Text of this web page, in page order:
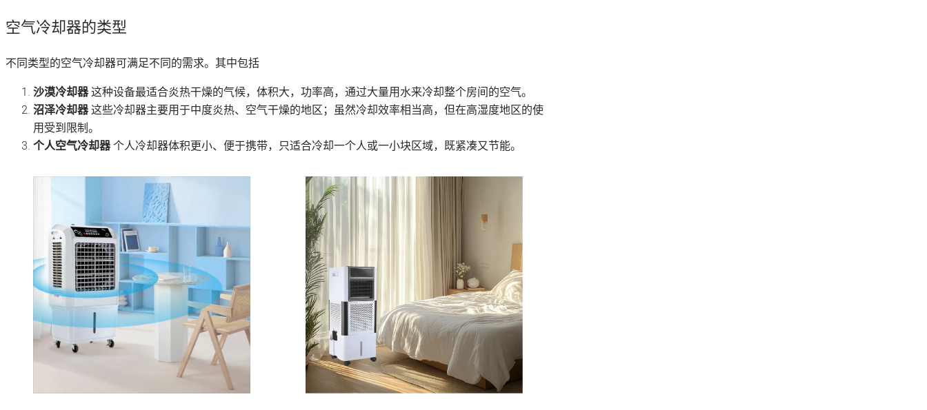
空气冷却器的类型
不同类型的空气冷却器可满足不同的需求。其中包括
沙漠冷却器这种设备最适合炎热干燥的气候，体积大，功率高，通过大量用水来冷却整个房间的空气。
沼泽冷却器这些冷却器主要用于中度炎热、空气干燥的地区；虽然冷却效率相当高，但在高湿度地区的使
用受到限制。
个人空气冷却器个人冷却器体积更小、便于携带，只适合冷却一个人或一小块区域，既紧凑又节能。